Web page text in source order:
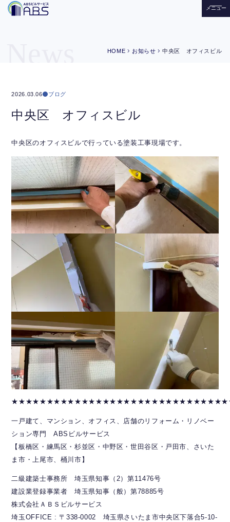
メニュー
HOME chevron_right お知らせ chevron_right中央区 オフィスビル
2026.03.06 ブログ
中央区 オフィスビル
中央区のオフィスビルで行っている塗装工事現場です。
一戸建て、マンション、オフィス、店舗のリフォーム・リノベー
ション専門 ABSビルサービス
【板橋区・練馬区・杉並区・中野区・世田谷区・戸田市、さいた
ま市・上尾市、桶川市】
二級建築士事務所 埼玉県知事（2）第11476号
建設業登録事業者 埼玉県知事（般）第78885号
株式会社ＡＢＳビルサービス
埼玉OFFICE : 〒338-0002 埼玉県さいたま市中央区下落合5-10-